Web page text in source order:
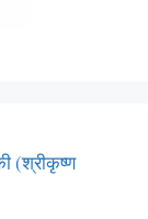
(श्रीकृष्ण